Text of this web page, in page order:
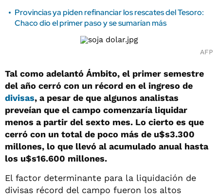
Provincias ya piden refinanciar los rescates del Tesoro:
Chaco dio el primer paso y se sumarían más
AFP
Tal como adelantó Ámbito, el primer semestre
del año cerró con un récord en el ingreso de
divisas, a pesar de que algunos analistas
preveían que el campo comenzaría liquidar
menos a partir del sexto mes. Lo cierto es que
cerró con un total de poco más de u$s3.300
millones, lo que llevó al acumulado anual hasta
los u$s16.600 millones.
El factor determinante para la liquidación de
divisas récord del campo fueron los altos